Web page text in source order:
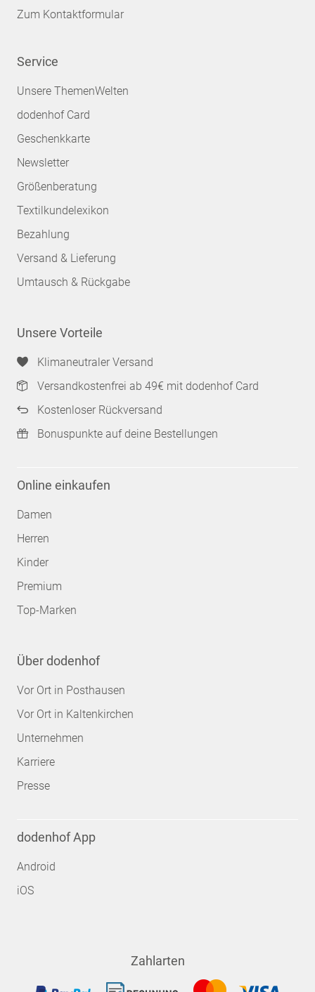
Zum Kontaktformular
Service
Unsere ThemenWelten
dodenhof Card
Geschenkkarte
Newsletter
Größenberatung
Textilkundelexikon
Bezahlung
Versand & Lieferung
Umtausch & Rückgabe
Unsere Vorteile
Klimaneutraler Versand
Versandkostenfrei ab 49€ mit dodenhof Card
Kostenloser Rückversand
Bonuspunkte auf deine Bestellungen
Online einkaufen
Damen
Herren
Kinder
Premium
Top-Marken
Über dodenhof
Vor Ort in Posthausen
Vor Ort in Kaltenkirchen
Unternehmen
Karriere
Presse
dodenhof App
Android
iOS
Zahlarten